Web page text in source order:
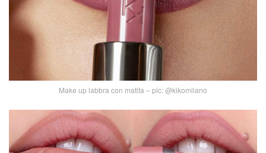
Make up labbra con matita – pic: @kikomilano